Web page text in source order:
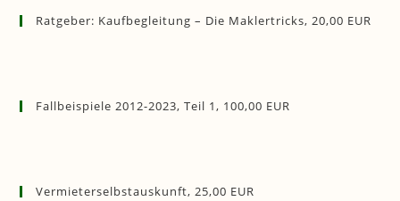
Ratgeber: Kaufbegleitung – Die Maklertricks, 20,00 EUR
Fallbeispiele 2012-2023, Teil 1, 100,00 EUR
Vermieterselbstauskunft, 25,00 EUR